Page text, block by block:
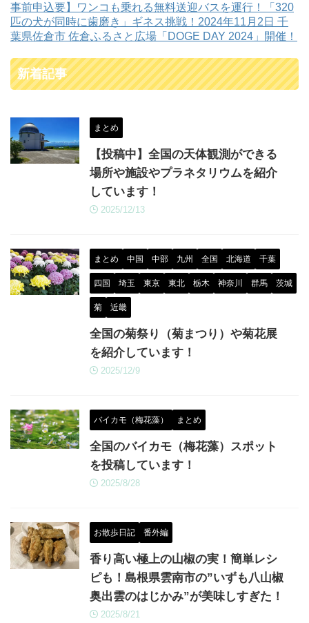
事前申込要】ワンコも乗れる無料送迎バスを運行！「320
匹の犬が同時に歯磨き」ギネス挑戦！2024年11月2日 千
葉県佐倉市 佐倉ふるさと広場「DOGE DAY 2024」開催！
新着記事
まとめ
【投稿中】全国の天体観測ができる
場所や施設やプラネタリウムを紹介
しています！
2025/12/13
まとめ 中国 中部 九州 全国 北海道 千葉
四国 埼玉 東京 東北 栃木 神奈川 群馬 茨城
菊 近畿
全国の菊祭り（菊まつり）や菊花展
を紹介しています！
2025/12/9
バイカモ（梅花藻） まとめ
全国のバイカモ（梅花藻）スポット
を投稿しています！
2025/8/28
お散歩日記 番外編
香り高い極上の山椒の実！簡単レシ
ピも！島根県雲南市の”いずも八山椒
奥出雲のはじかみ”が美味しすぎた！
2025/8/21